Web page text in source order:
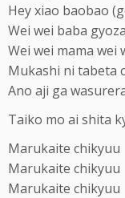
Hey xiao baobao
Wei wei baba
Wei wei mama wei
Mukashi ni tabeta
Ano aji ga
Taiko mo ai shita
Marukaite chikyuu
Marukaite chikyuu
Marukaite chikyuu